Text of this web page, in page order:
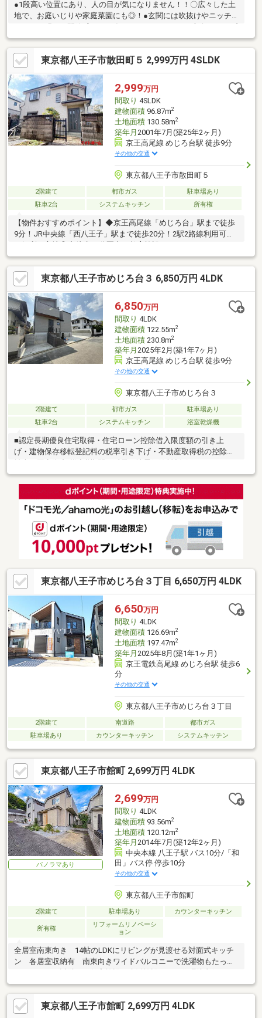
●1段高い位置にあり、人の目が気になりません！！〇広々した土
地で、お庭いじりや家庭菜園にも◎！●玄関には吹抜けやニッチ
ローチ可！
東京都八王子市散田町５ 2,999万円 4SLDK
2,999万円
間取り 4SLDK
建物面積96.87m2
土地面積130.58m2
築年月 2001年7月(築25年2ヶ月)
京王高尾線 めじろ台駅 徒歩9分
その他の交通
東京都八王子市散田町５
2階建て 都市ガス
駐車場あり
駐車2台
システムキッチン 所有権
【物件おすすめポイント】◆京王高尾線「めじろ台」駅まで徒歩
9分！JR中央線「西八王子」駅まで徒歩20分！2駅2路線利用可能
の便利な立地◎◆徒歩10分圏内に教育施設やスーパーマーケッ
ト、公園などが揃っており生活環境良好◎◆大変綺麗に使用され
ています！是非お気軽にお問い合わせください♪◆充実の
4LDK+納戸！各居室収納付き！◆お庭付きでガーデニングや家庭
菜園もお楽しみいただけます♪◆LDK15帖でゆとりある広さ♪ご家
族でくつろぎの時間を♪【周辺環境】◆八王子市立散田小学校
(397m)まで徒歩5分◆八王子市立横山中学校(422m)まで徒歩6分◆
セブンイレブン散田町店(382m)まで徒歩5分
東京都八王子市めじろ台３ 6,850万円 4LDK
6,850万円
間取り 4LDK
建物面積122.55m2
土地面積230.8m2
築年月 2025年2月(築1年7ヶ月)
京王高尾線 めじろ台駅 徒歩9分
その他の交通
東京都八王子市めじろ台３
2階建て 都市ガス
駐車場あり
駐車2台
システムキッチン 浴室乾燥機
■認定長期優良住宅取得・住宅ローン控除借入限度額の引き上
げ・建物保存移転登記料の税率引き下げ・不動産取得税の控除額
トたくさんの長期優良住宅です。■他にも様々な等級取得耐震等
級３、断熱性能６、１次エネルギー消費量６など暮らす人の安
心、快適を考えた設計です
東京都八王子市めじろ台３丁目 6,650万円 4LDK
6,650万円
間取り 4LDK
建物面積126.69m2
土地面積197.47m2
築年月 2025年8月(築1年1ヶ月)
京王電鉄高尾線 めじろ台駅 徒歩6
分
その他の交通
東京都八王子市めじろ台３丁目
2階建て 南道路
都市ガス
駐車場あり
カウンターキッチン システムキッチン
東京都八王子市館町 2,699万円 4LDK
パノラマあり
2,699万円
間取り 4LDK
建物面積93.56m2
土地面積120.12m2
築年月 2014年7月(築12年2ヶ月)
中央本線 八王子駅 バス10分/「和
田」バス停 停歩10分
その他の交通
東京都八王子市館町
2階建て 駐車場あり カウンターキッチン
所有権
リフォームリノベーシ
ョン
全居室南東向き 14帖のLDKにリビングが見渡せる対面式キッチ
ン 各居室収納有 南東向きワイドバルコニーで洗濯物もたっぷ
東京都八王子市館町 2,699万円 4LDK